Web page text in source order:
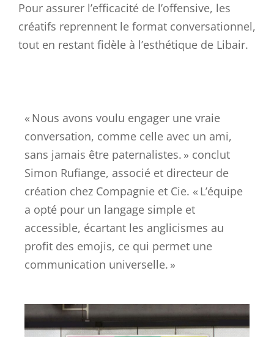
Pour assurer l’efficacité de l’offensive, les
créatifs reprennent le format conversationnel,
tout en restant fidèle à l’esthétique de Libair.
« Nous avons voulu engager une vraie
conversation, comme celle avec un ami,
sans jamais être paternalistes. » conclut
Simon Rufiange, associé et directeur de
création chez Compagnie et Cie. « L’équipe
a opté pour un langage simple et
accessible, écartant les anglicismes au
profit des emojis, ce qui permet une
communication universelle. »